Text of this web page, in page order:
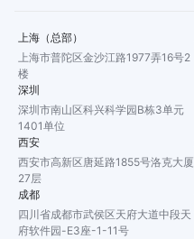
上海（总部）
上海市普陀区金沙江路1977弄16号2
楼
深圳
深圳市南山区科兴科学园B栋3单元
1401单位
西安
西安市高新区唐延路1855号洛克大厦
27层
成都
四川省成都市武侯区天府大道中段天
府软件园-E3座-1-11号